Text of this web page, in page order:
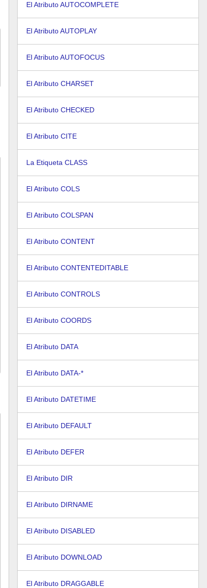
El Atributo AUTOCOMPLETE
El Atributo AUTOPLAY
El Atributo AUTOFOCUS
El Atributo CHARSET
El Atributo CHECKED
El Atributo CITE
La Etiqueta CLASS
El Atributo COLS
El Atributo COLSPAN
El Atributo CONTENT
El Atributo CONTENTEDITABLE
El Atributo CONTROLS
El Atributo COORDS
El Atributo DATA
El Atributo DATA-*
El Atributo DATETIME
El Atributo DEFAULT
El Atributo DEFER
El Atributo DIR
El Atributo DIRNAME
El Atributo DISABLED
El Atributo DOWNLOAD
El Atributo DRAGGABLE